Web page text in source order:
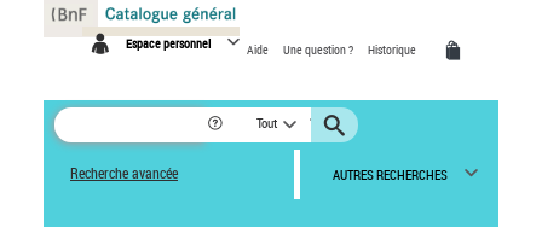
Espace personnel Aide Une question ? Historique
Tout
Recherche avancée AUTRES RECHERCHES
Panneau de gestion des cookies